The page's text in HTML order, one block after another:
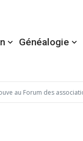
Généalogie
au Forum des associations